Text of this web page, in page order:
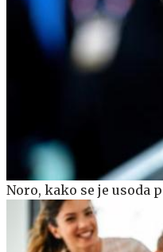
Noro, kako se je usoda